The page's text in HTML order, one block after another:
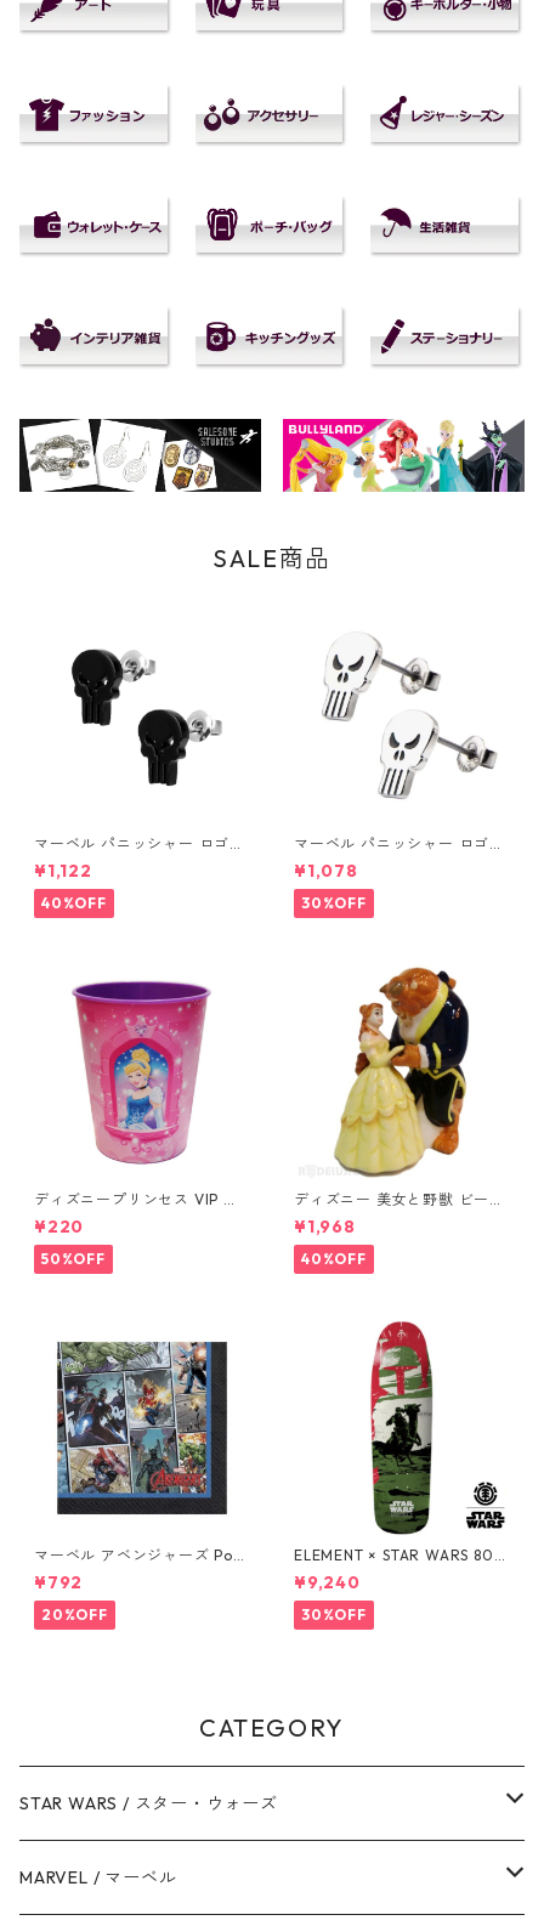
SALE商品
マーベル パニッシャー ロゴス
タッドピアス ブラック MARV
EL
¥1,122
40%OFF
マーベル パニッシャー ロゴス
タッドピアス シルバー MARV
EL
¥1,078
30%OFF
ディズニープリンセス VIP パ
ーティーカップ コップ DISNE
Y
¥220
50%OFF
ディズニー 美女と野獣 ビース
ト&ベル ソルト&ペッパー DIS
NEY
¥1,968
40%OFF
マーベル アベンジャーズ Pow
ers Unite 16pcペーパーナプ
キン MARVEL 紙ナプキン Ave
ngers
¥792
20%OFF
ELEMENT × STAR WARS 80S
BOBA FETT SKATEBOARD D
ECK ボバ・フェット スケート
ボードデッキ エレメント スタ
ー・ウォーズ
¥9,240
30%OFF
CATEGORY
STAR WARS / スター・ウォーズ
ダース・ベイダー
MARVEL / マーベル